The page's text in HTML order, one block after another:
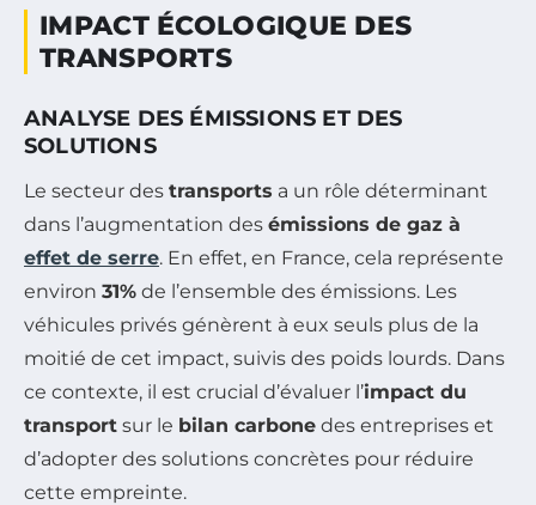
IMPACT ÉCOLOGIQUE DES
TRANSPORTS
ANALYSE DES ÉMISSIONS ET DES
SOLUTIONS
Le secteur des transports a un rôle déterminant
dans l’augmentation des émissions de gaz à
effet de serre. En effet, en France, cela représente
environ 31% de l’ensemble des émissions. Les
véhicules privés génèrent à eux seuls plus de la
moitié de cet impact, suivis des poids lourds. Dans
ce contexte, il est crucial d’évaluer l’impact du
transport sur le bilan carbone des entreprises et
d’adopter des solutions concrètes pour réduire
cette empreinte.